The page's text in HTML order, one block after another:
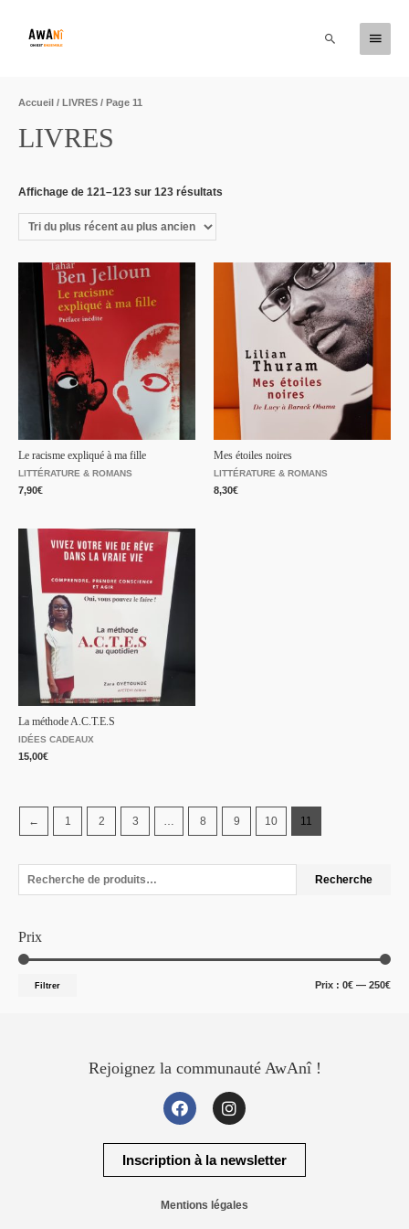
Recherche
Prix
Filtrer Prix : 0€ — 250€
Accueil / LIVRES / Page 11
LIVRES
Affichage de 121–123 sur 123 résultats
Le racisme expliqué à ma fille
LITTÉRATURE & ROMANS
7,90€
Mes étoiles noires
LITTÉRATURE & ROMANS
8,30€
La méthode A.C.T.E.S
IDÉES CADEAUX
15,00€
← 1 2 3 … 8 9 10 11
Rejoignez la communauté AwAnî !
Inscription à la newsletter
Mentions légales